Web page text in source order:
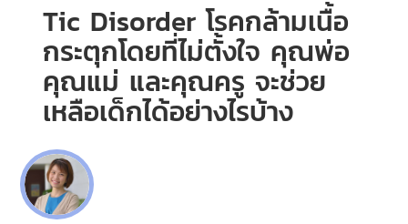
Tic Disorder โรคกล้ามเนื้อ
กระตุกโดยที่ไม่ตั้งใจ คุณพ่อ
คุณแม่ และคุณครู จะช่วย
เหลือเด็กได้อย่างไรบ้าง